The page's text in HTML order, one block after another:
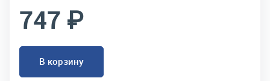
747 ₽
В корзину